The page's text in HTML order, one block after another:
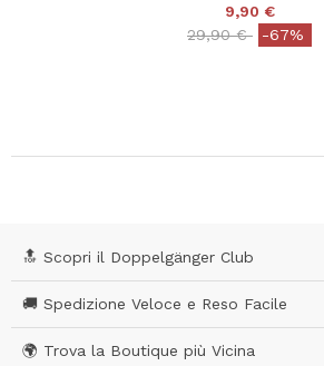
9,90 €
Price reduced from
29,90 €to-67%
🔝 Scopri il Doppelgänger Club
🚚 Spedizione Veloce e Reso Facile
🌍 Trova la Boutique più Vicina